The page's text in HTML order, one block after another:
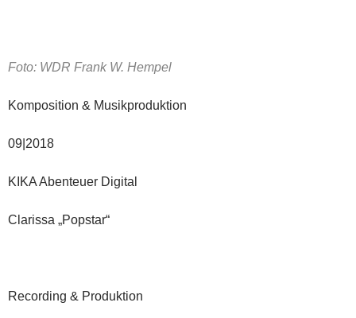
Foto: WDR Frank W. Hempel
Komposition & Musikproduktion
09|2018
KIKA Abenteuer Digital
Clarissa „Popstar“
Recording & Produktion